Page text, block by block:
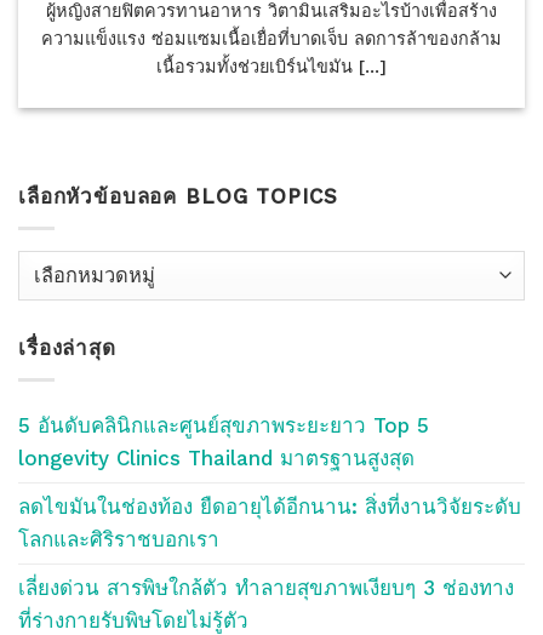
ผู้หญิงสายฟิตควรทานอาหาร วิตามินเสริมอะไรบ้างเพื่อสร้าง
ความแข็งแรง ซ่อมแซมเนื้อเยื่อที่บาดเจ็บ ลดการล้าของกล้าม
เนื้อรวมทั้งช่วยเบิร์นไขมัน [...]
เลือกหัวข้อบลอค BLOG TOPICS
เลือก
บลอค
Blog
เรื่องล่าสุด
5 อันดับคลินิกและศูนย์สุขภาพระยะยาว Top 5
longevity Clinics Thailand มาตรฐานสูงสุด
ลดไขมันในช่องท้อง ยืดอายุได้อีกนาน: สิ่งที่งานวิจัยระดับ
โลกและศิริราชบอกเรา
เลี่ยงด่วน สารพิษใกล้ตัว ทำลายสุขภาพเงียบๆ 3 ช่องทาง
ที่ร่างกายรับพิษโดยไม่รู้ตัว